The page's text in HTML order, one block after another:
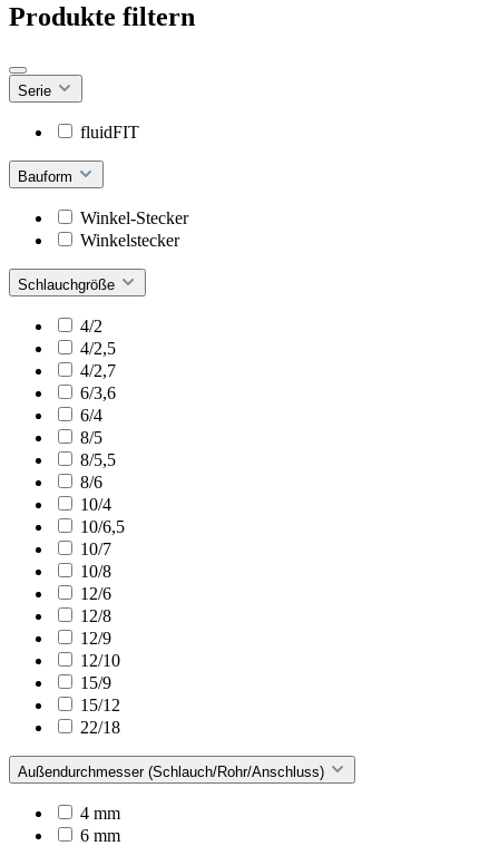
Produkte filtern
Serie
fluidFIT
Bauform
Winkel-Stecker
Winkelstecker
Schlauchgröße
4/2
4/2,5
4/2,7
6/3,6
6/4
8/5
8/5,5
8/6
10/4
10/6,5
10/7
10/8
12/6
12/8
12/9
12/10
15/9
15/12
22/18
Außendurchmesser (Schlauch/Rohr/Anschluss)
4 mm
6 mm